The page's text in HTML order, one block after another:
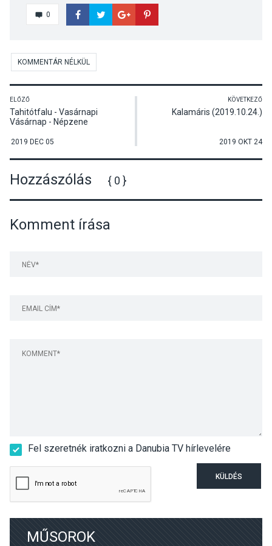
0
KOMMENTÁR NÉLKÜL
ELŐZŐ
Tahitótfalu - Vasárnapi
Vásárnap - Népzene
2019 DEC 05
KÖVETKEZŐ
Kalamáris (2019.10.24.)
2019 OKT 24
Hozzászólás { 0 }
Komment írása
Fel szeretnék iratkozni a Danubia TV hírlevelére
KÜLDÉS
MŰSOROK